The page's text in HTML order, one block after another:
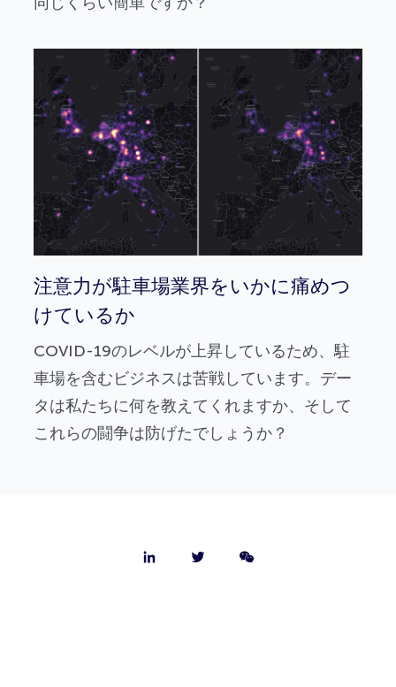
注意力が駐車場業界をいかに痛めつ
けているか
COVID-19のレベルが上昇しているため、駐
車場を含むビジネスは苦戦しています。デー
タは私たちに何を教えてくれますか、そして
これらの闘争は防げたでしょうか？